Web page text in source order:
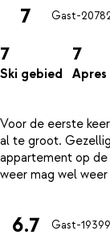
7 Gast-
7
Ski gebied
7
Apres
Voor de eerste
al te groot.
appartement op
6.7 Gast-19399